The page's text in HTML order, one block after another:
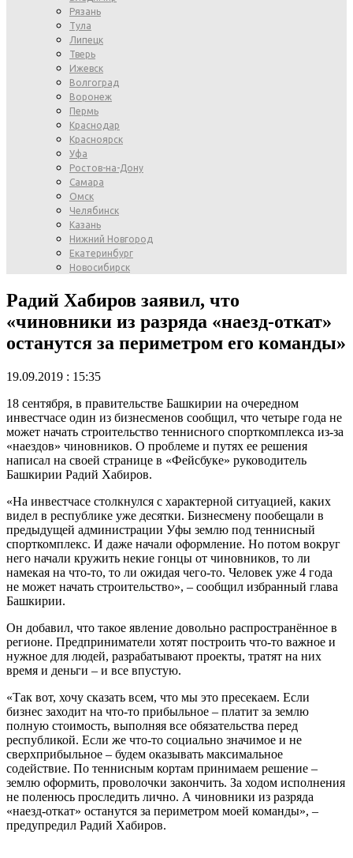
Рязань
Тула
Липецк
Тверь
Ижевск
Волгоград
Воронеж
Пермь
Краснодар
Красноярск
Уфа
Ростов-на-Дону
Самара
Омск
Челябинск
Казань
Нижний Новгород
Екатеринбург
Новосибирск
Радий Хабиров заявил, что
«чиновники из разряда «наезд-откат»
останутся за периметром его команды»
19.09.2019 : 15:35
18 сентября, в правительстве Башкирии на очередном
инвестчасе один из бизнесменов сообщил, что четыре года не
может начать строительство теннисного спорткомплекса из-за
«наездов» чиновников. О проблеме и путях ее решения
написал на своей странице в «Фейсбуке» руководитель
Башкирии Радий Хабиров.
«На инвестчасе столкнулся с характерной ситуацией, каких
видел в республике уже десятки. Бизнесмену пообещали в
предыдущей администрации Уфы землю под теннисный
спорткомплекс. И даже начали оформление. Но потом вокруг
него начали кружить некие гонцы от чиновников, то ли
намекая на что-то, то ли ожидая чего-то. Человек уже 4 года
не может начать строительство», – сообщил избранный глава
Башкирии.
Он добавил, что такое явление довольно распространённое в
регионе. Предприниматели хотят построить что-то важное и
нужное для людей, разрабатывают проекты, тратят на них
время и деньги – и все впустую.
«Так вот, хочу сказать всем, что мы это пресекаем. Если
бизнес заходит на что-то прибыльное – платит за землю
полную стоимость, выполняя все обязательства перед
республикой. Если же что-то социально значимое и не
сверхприбыльное – будем оказывать максимальное
содействие. По теннисным кортам принимаем решение –
землю оформить, проволочки закончить. За ходом исполнения
не поленюсь проследить лично. А чиновники из разряда
«наезд-откат» останутся за периметром моей команды», –
предупредил Радий Хабиров.